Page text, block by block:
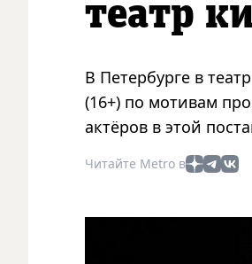
театр
В Петербурге в
(16+) по мотивам
актёров в этой
Читайте Metro в